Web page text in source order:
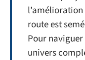
route est
Pour
univers